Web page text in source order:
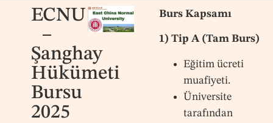
ECNU
–
Şanghay
Hükümeti
Bursu
2025
Burs Kapsamı
1) Tip A (Tam Burs)
Eğitim ücreti
muafiyeti.
Üniversite
tarafından